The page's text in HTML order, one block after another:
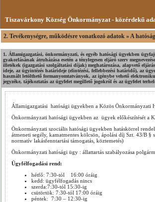
Tiszavárkony Község Önkormányzat - közérdekű
2. Tevékenységre, működésre vonatkozó adatok » A
1. Államigazgatási, önkormányzati, és egyéb hatósági ügyekben
gyakorlásának átruházása esetén a ténylegesen eljáró szerv
illetékek (igazgatási szolgáltatási díjak) meghatározása, alapvető
ideje, az ügyintézés határideje (elintézési, fellebbezési határidő), az
használt letölthető formanyomtatványok, az igénybe vehető
jegyzéke, tájékoztatás az ügyfelet megillető jogokról és az ügyfelet
Államigazgatási hatósági ügyekben a Közös Önkormányzati
Önkormányzati hatósági ügyekben az ügyek előkészítését a
Önkormányzati szociális hatósági ügyekben hatáskörrel
átmeneti segély, kamatmentes kölcsön, ápolási díj Szt. 43/B
normatív lakásfenntartási támogatás, köztemetés)
Önkormányzati hatósági ügy : állattartás szabályozása
Ügyfélfogadási rend:
hétfő: 7:30-tól 16:00 óráig
kedd: ügyfélfogadás nincs
szerda:7:30-tól 15:30-ig
csütörtök: 7:30-tól 17:00 óráig
péntek: 7:30 – 12:30-ig